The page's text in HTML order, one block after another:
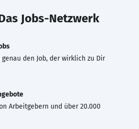
Jobs-Netzwerk
genau den Job, der wirklich zu Dir
Arbeitgebern und über 20.000